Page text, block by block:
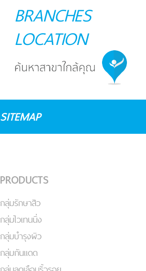
BRANCHES
LOCATION
SITEMAP
PRODUCTS
กลุ่มรักษาสิว
กลุ่มไวเทนนิ่ง
กลุ่มบำรุงผิว
กลุ่มกันแดด